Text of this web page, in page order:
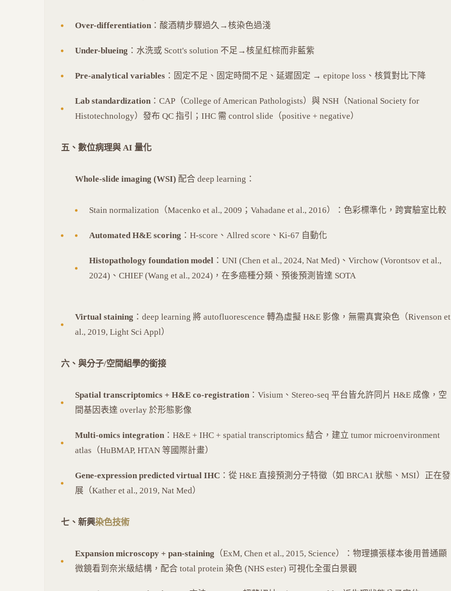
Over-differentiation ：酸酒精步驟過久→核染色過淺
Under-blueing ：水洗或 Scott's solution 不足→核呈紅棕而非藍紫
Pre-analytical variables ：固定不足、固定時間不足、延遲固定 → epitope loss、核質對比下降
Lab standardization ：CAP（College of American Pathologists）與 NSH（National Society for
Histotechnology）發布 QC 指引；IHC 需 control slide（positive + negative）
五、數位病理與 AI 量化
Whole-slide imaging (WSI) 配合 deep learning：
Stain normalization（Macenko et al., 2009；Vahadane et al., 2016）：色彩標準化，跨實驗室比較
Automated H&E scoring ：H-score、Allred score、Ki-67 自動化
Histopathology foundation model ：UNI (Chen et al., 2024, Nat Med)、Virchow (Vorontsov et al.,
2024)、CHIEF (Wang et al., 2024)，在多癌種分類、預後預測皆達 SOTA
Virtual staining ：deep learning 將 autofluorescence 轉為虛擬 H&E 影像，無需真實染色（Rivenson et
al., 2019, Light Sci Appl）
六、與分子/空間組學的銜接
Spatial transcriptomics + H&E co-registration ：Visium、Stereo-seq 平台皆允許同片 H&E 成像，空
間基因表達 overlay 於形態影像
Multi-omics integration ：H&E + IHC + spatial transcriptomics 結合，建立 tumor microenvironment
atlas（HuBMAP, HTAN 等國際計畫）
Gene-expression predicted virtual IHC ：從 H&E 直接預測分子特徵（如 BRCA1 狀態、MSI）正在發
展（Kather et al., 2019, Nat Med）
七、新興染色技術
Expansion microscopy + pan-staining （ExM, Chen et al., 2015, Science）：物理擴張樣本後用普通顯
微鏡看到奈米級結構，配合 total protein 染色 (NHS ester) 可視化全蛋白景觀